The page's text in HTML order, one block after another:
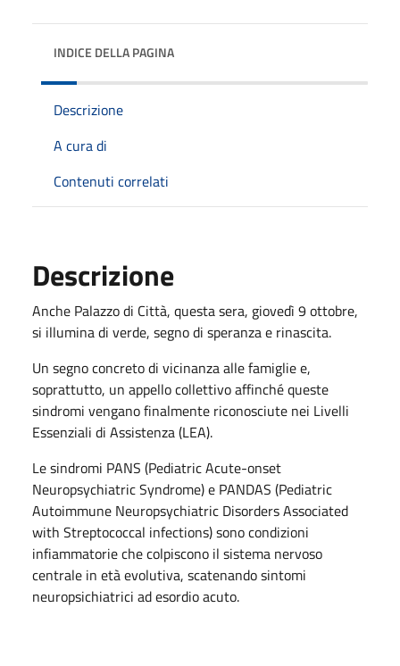
INDICE DELLA PAGINA
Descrizione
A cura di
Contenuti correlati
Descrizione
Anche Palazzo di Città, questa sera, giovedì 9 ottobre,
si illumina di verde, segno di speranza e rinascita.
Un segno concreto di vicinanza alle famiglie e,
soprattutto, un appello collettivo affinché queste
sindromi vengano finalmente riconosciute nei Livelli
Essenziali di Assistenza (LEA).
Le sindromi PANS (Pediatric Acute-onset
Neuropsychiatric Syndrome) e PANDAS (Pediatric
Autoimmune Neuropsychiatric Disorders Associated
with Streptococcal infections) sono condizioni
infiammatorie che colpiscono il sistema nervoso
centrale in età evolutiva, scatenando sintomi
neuropsichiatrici ad esordio acuto.